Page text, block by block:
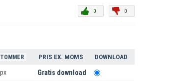
0
0
TOMMER PRIS EX. MOMS DOWNLOAD
Gratis download